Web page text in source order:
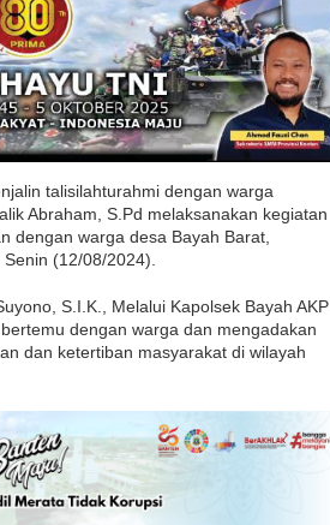
talisilahturahmi dengan warga
Abraham, S.Pd melaksanakan kegiatan
dengan warga desa Bayah Barat,
(12/08/2024).
S.I.K., Melalui Kapolsek Bayah AKP
dengan warga dan mengadakan
dan ketertiban masyarakat di wilayah